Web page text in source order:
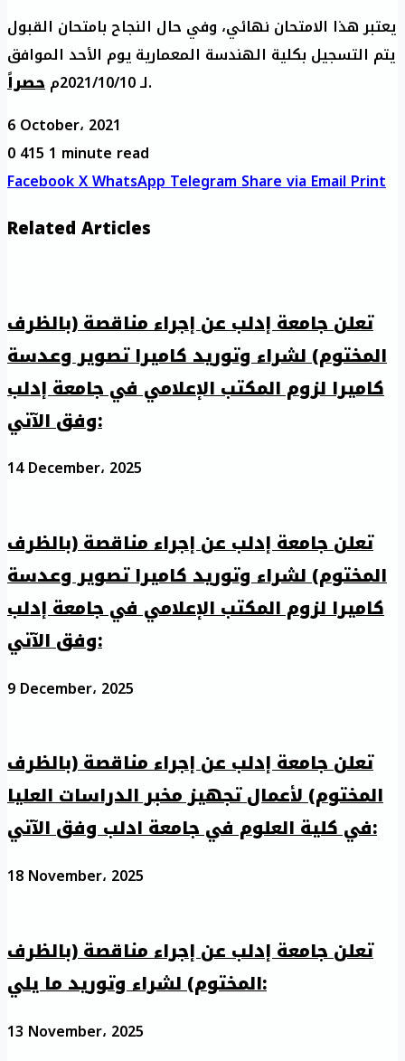
يعتبر هذا الامتحان نهائي، وفي حال النجاح بامتحان القبول
يتم التسجيل بكلية الهندسة المعمارية يوم الأحد الموافق
لـ 2021/10/10م
حصراً
.
6 October، 2021
0415 1 minute read
FacebookXWhatsAppTelegramShare via EmailPrint
Related Articles
تعلن جامعة إدلب عن إجراء مناقصة (بالظرف
المختوم) لشراء وتوريد كاميرا تصوير وعدسة
كاميرا لزوم المكتب الإعلامي في جامعة إدلب
وفق الآتي:
14 December، 2025
تعلن جامعة إدلب عن إجراء مناقصة (بالظرف
المختوم) لشراء وتوريد كاميرا تصوير وعدسة
كاميرا لزوم المكتب الإعلامي في جامعة إدلب
وفق الآتي:
9 December، 2025
تعلن جامعة إدلب عن إجراء مناقصة (بالظرف
المختوم) لأعمال تجهيز مخبر الدراسات العليا
في كلية العلوم في جامعة ادلب وفق الآتي:
18 November، 2025
تعلن جامعة إدلب عن إجراء مناقصة (بالظرف
المختوم) لشراء وتوريد ما يلي:
13 November، 2025